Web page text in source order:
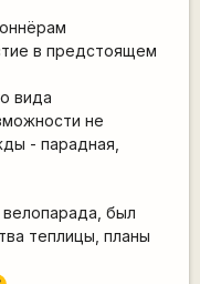
в предстоящем
вида
не
- парадная,
был
теплицы, планы